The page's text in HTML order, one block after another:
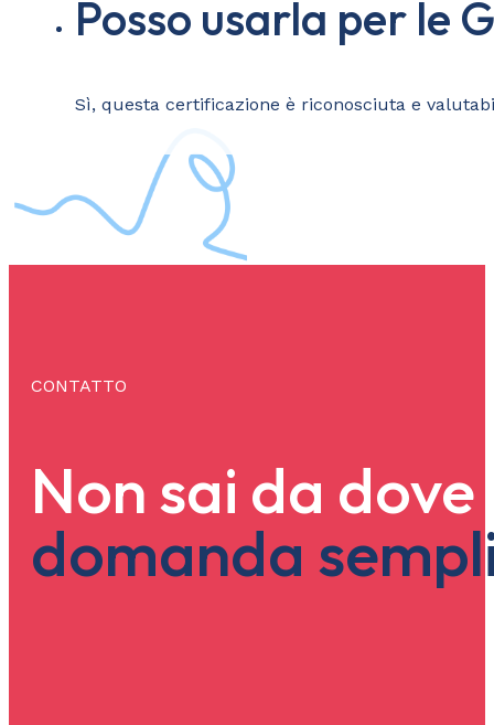
Posso usarla per le
Sì, questa certificazione è riconosciuta e
CONTATTO
Non sai da
domanda